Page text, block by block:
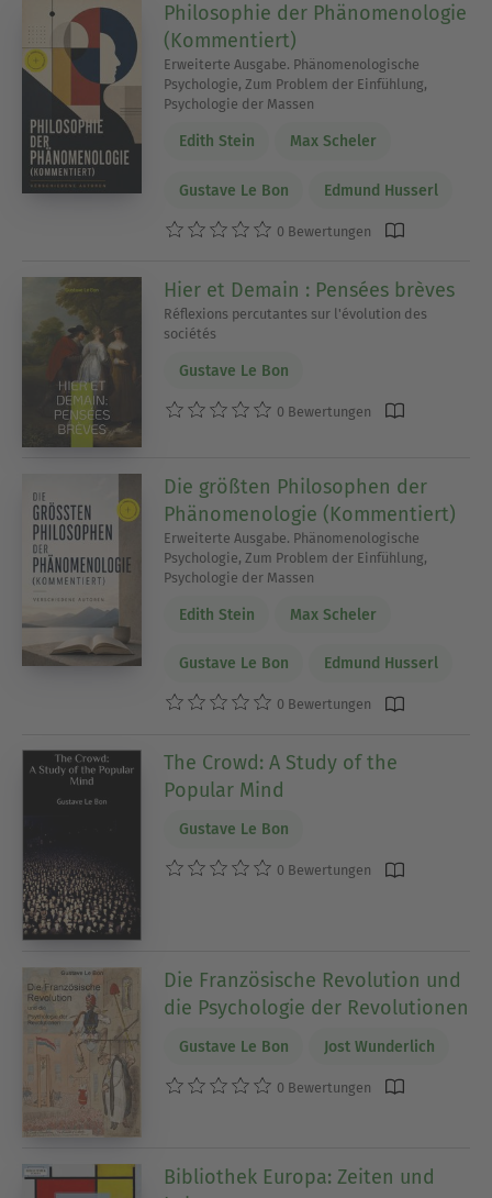
Philosophie der Phänomenologie
(Kommentiert)
Erweiterte Ausgabe. Phänomenologische
Psychologie, Zum Problem der Einfühlung,
Psychologie der Massen
Edith Stein Max Scheler
Gustave Le Bon Edmund Husserl
0 Bewertungen
Hier et Demain : Pensées brèves
Réflexions percutantes sur l'évolution des
sociétés
Gustave Le Bon
0 Bewertungen
Die größten Philosophen der
Phänomenologie (Kommentiert)
Erweiterte Ausgabe. Phänomenologische
Psychologie, Zum Problem der Einfühlung,
Psychologie der Massen
Edith Stein Max Scheler
Gustave Le Bon Edmund Husserl
0 Bewertungen
The Crowd: A Study of the
Popular Mind
Gustave Le Bon
0 Bewertungen
Die Französische Revolution und
die Psychologie der Revolutionen
Gustave Le Bon Jost Wunderlich
0 Bewertungen
Bibliothek Europa: Zeiten und